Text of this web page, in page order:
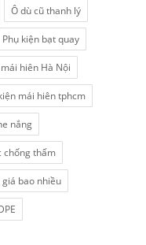
Ô dù cũ thanh lý
Phụ kiện bạt quay
hiên Hà Nội
mái hiên tphcm
nắng
chống thấm
bao nhiều